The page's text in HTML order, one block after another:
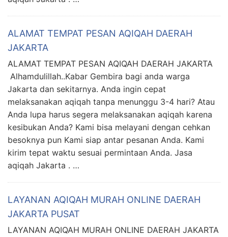
ALAMAT TEMPAT PESAN AQIQAH DAERAH
JAKARTA
ALAMAT TEMPAT PESAN AQIQAH DAERAH JAKARTA
Alhamdulillah..Kabar Gembira bagi anda warga
Jakarta dan sekitarnya. Anda ingin cepat
melaksanakan aqiqah tanpa menunggu 3-4 hari? Atau
Anda lupa harus segera melaksanakan aqiqah karena
kesibukan Anda? Kami bisa melayani dengan cehkan
besoknya pun Kami siap antar pesanan Anda. Kami
kirim tepat waktu sesuai permintaan Anda. Jasa
aqiqah Jakarta . …
LAYANAN AQIQAH MURAH ONLINE DAERAH
JAKARTA PUSAT
LAYANAN AQIQAH MURAH ONLINE DAERAH JAKARTA